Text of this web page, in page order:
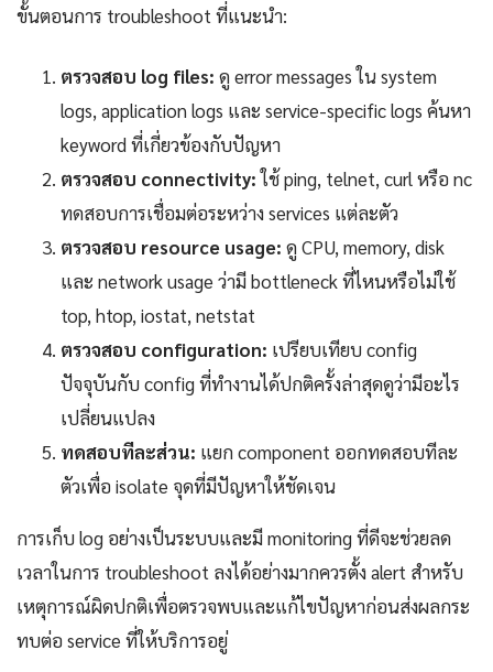
ขั้นตอนการ troubleshoot ที่แนะนำ:
ตรวจสอบ log files: ดู error messages ใน system
logs, application logs และ service-specific logs ค้นหา
keyword ที่เกี่ยวข้องกับปัญหา
ตรวจสอบ connectivity:ใช้ ping, telnet, curl หรือ nc
ทดสอบการเชื่อมต่อระหว่าง services แต่ละตัว
ตรวจสอบ resource usage: ดู CPU, memory, disk
และ network usage ว่ามี bottleneck ที่ไหนหรือไม่ใช้
top, htop, iostat, netstat
ตรวจสอบ configuration: เปรียบเทียบ config
ปัจจุบันกับ config ที่ทำงานได้ปกติครั้งล่าสุดดูว่ามีอะไร
เปลี่ยนแปลง
ทดสอบทีละส่วน: แยก component ออกทดสอบทีละ
ตัวเพื่อ isolate จุดที่มีปัญหาให้ชัดเจน
การเก็บ log อย่างเป็นระบบและมี monitoring ที่ดีจะช่วยลด
เวลาในการ troubleshoot ลงได้อย่างมากควรตั้ง alert สำหรับ
เหตุการณ์ผิดปกติเพื่อตรวจพบและแก้ไขปัญหาก่อนส่งผลกระ
ทบต่อ service ที่ให้บริการอยู่